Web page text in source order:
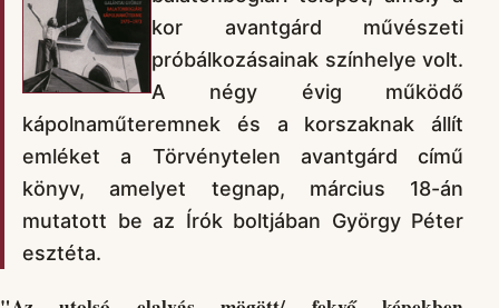
kor avantgárd művészeti
próbálkozásainak színhelye volt.
A négy évig működő
kápolnaműteremnek és a korszaknak állít
emléket a Törvénytelen avantgárd című
könyv, amelyet tegnap, március 18-án
mutatott be az Írók boltjában György Péter
esztéta.